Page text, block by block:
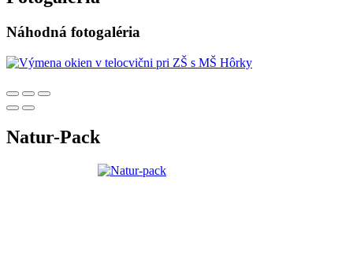
Náhodná fotogaléria
Natur-Pack